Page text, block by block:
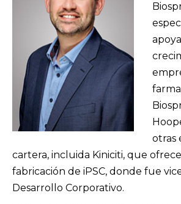
otras
cartera, incluida Kiniciti, que
fabricación de iPSC, donde fue
Desarrollo Corporativo.